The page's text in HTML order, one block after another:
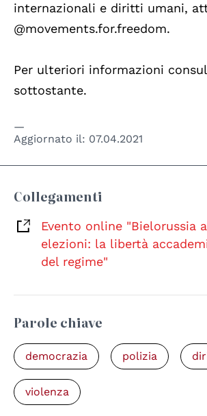
internazionali e diritti umani,
@movements.for.freedom.
Per ulteriori informazioni
sottostante.
Aggiornato il: 07.04.2021
Collegamenti
Evento online "Bielorussia
elezioni: la libertà
del regime"
Parole chiave
democrazia polizia
violenza